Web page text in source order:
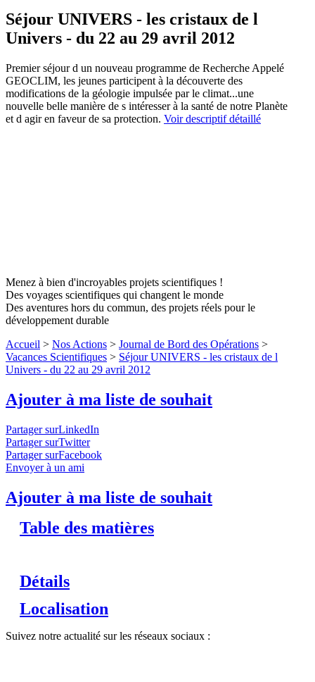
Séjour UNIVERS - les cristaux de l
Univers - du 22 au 29 avril 2012
Premier séjour d un nouveau programme de Recherche Appelé
GEOCLIM, les jeunes participent à la découverte des
modifications de la géologie impulsée par le climat...une
nouvelle belle manière de s intéresser à la santé de notre Planète
et d agir en faveur de sa protection. Voir descriptif détaillé
Menez à bien d'incroyables projets scientifiques !
Des voyages scientifiques qui changent le monde
Des aventures hors du commun, des projets réels pour le
développement durable
Accueil > Nos Actions > Journal de Bord des Opérations >
Vacances Scientifiques > Séjour UNIVERS - les cristaux de l
Univers - du 22 au 29 avril 2012
Ajouter à ma liste de souhait
Partager surLinkedIn
Partager surTwitter
Partager surFacebook
Envoyer à un ami
Ajouter à ma liste de souhait
Table des matières
Détails
Localisation
Suivez notre actualité sur les réseaux sociaux :